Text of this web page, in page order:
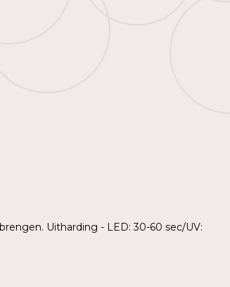
Uitharding - LED: 30-60 sec/UV: